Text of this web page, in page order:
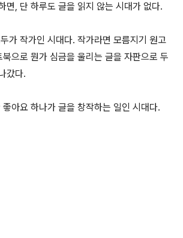
면, 단 하루도 글을 읽지 않는 시대가 없다.
가 작가인 시대다. 작가라면 모름지기 원고
으로 뭔가 심금을 울리는 글을 자판으로 두
갔다.
아요 하나가 글을 창작하는 일인 시대다.